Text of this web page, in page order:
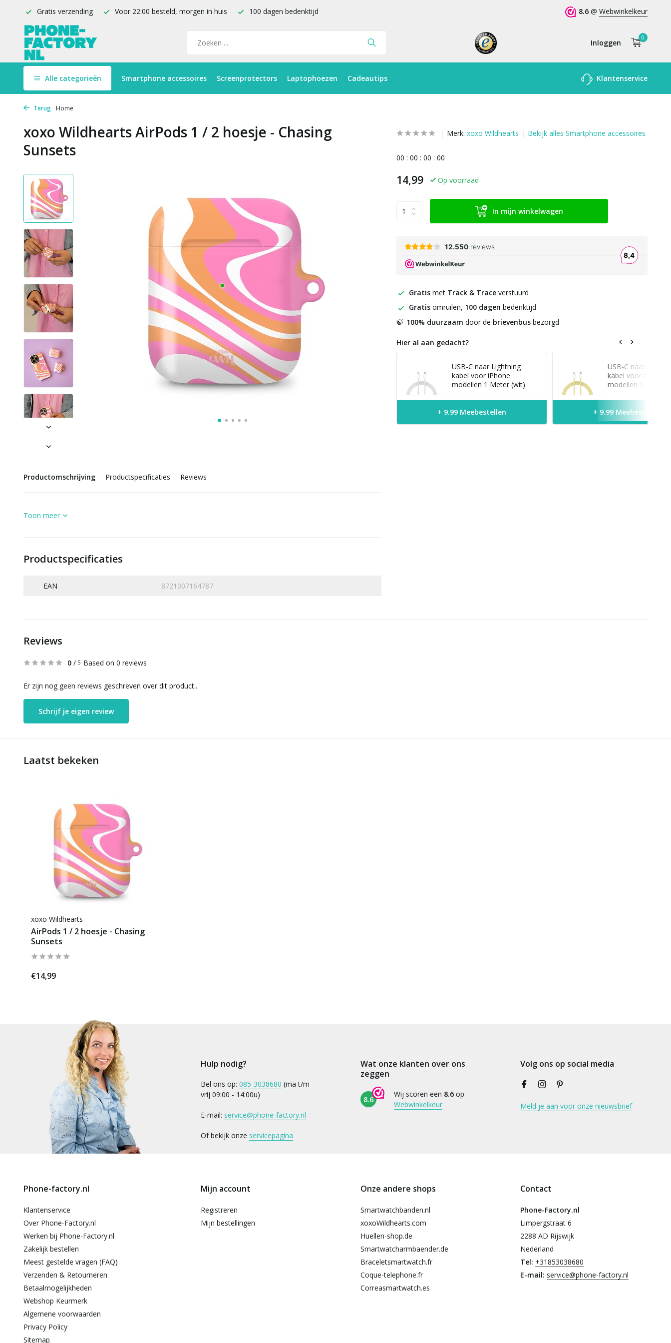
Gratis verzending Voor 22:00 besteld, morgen in huis 100 dagen bedenktijd 8.6 @ Webwinkelkeur
Inloggen
Account
0
Alle categorieën Smartphone accessoires Screenprotectors Laptophoezen Cadeautips Klantenservice
Terug Home
xoxo Wildhearts AirPods 1 / 2 hoesje - Chasing
Sunsets
Productomschrijving Productspecificaties Reviews
Toon meer
Productspecificaties
EAN 8721007164787
Merk: xoxo Wildhearts Bekijk alles Smartphone accessoires
00 : 00 : 00 : 00
14,99 Op voorraad
In mijn winkelwagen
Gratismet Track & Traceverstuurd
Gratisomruilen, 100 dagen bedenktijd
🍃 100% duurzaam door de brievenbusbezorgd
Hier al aan gedacht?
USB-C naar Lightning
kabel voor iPhone
modellen 1 Meter (wit)
+ 9.99 Meebestellen
USB-C naar
kabel voor iPhone
modellen 1 Meter
+ 9.99 Meebestellen
Reviews
0 / 5 Based on 0 reviews
Er zijn nog geen reviews geschreven over dit product..
Schrijf je eigen review
Laatst bekeken
xoxo Wildhearts
AirPods 1 / 2 hoesje - Chasing
Sunsets
€14,99
Hulp nodig?
Bel ons op: 085-3038680 (ma t/m
vrij 09:00 - 14:00u)
E-mail: service@phone-factory.nl
Of bekijk onze servicepagina
Wat onze klanten over ons
zeggen
8.6
Wij scoren een 8.6 op
Webwinkelkeur
Volg ons op social media
Meld je aan voor onze nieuwsbrief
Phone-factory.nl
Klantenservice
Over Phone-Factory.nl
Werken bij Phone-Factory.nl
Zakelijk bestellen
Meest gestelde vragen (FAQ)
Verzenden & Retourneren
Betaalmogelijkheden
Webshop Keurmerk
Algemene voorwaarden
Privacy Policy
Sitemap
Mijn account
Registreren
Mijn bestellingen
Onze andere shops
Smartwatchbanden.nl
xoxoWildhearts.com
Huellen-shop.de
Smartwatcharmbaender.de
Braceletsmartwatch.fr
Coque-telephone.fr
Correasmartwatch.es
Contact
Phone-Factory.nl
Limpergstraat 6
2288 AD Rijswijk
Nederland
Tel: +31853038680
E-mail: service@phone-factory.nl